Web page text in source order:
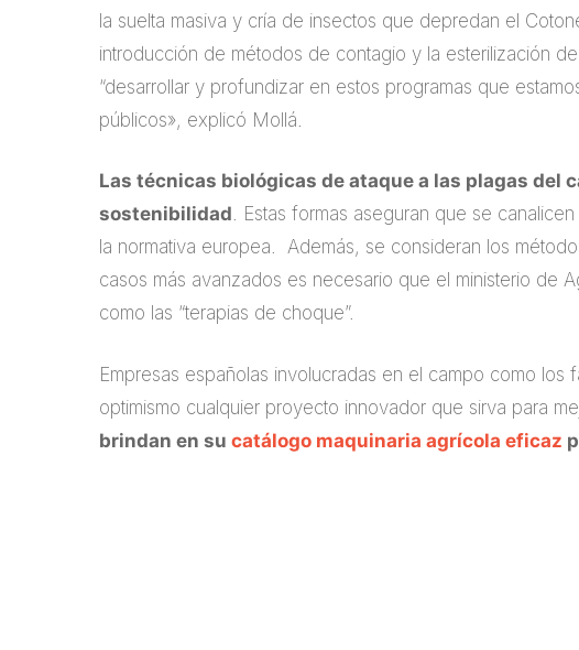
la suelta masiva y cría de insectos que depredan el
introducción de métodos de contagio y la esterilización
“desarrollar y profundizar en estos programas que
públicos», explicó Mollá.
Las técnicas biológicas de ataque a las plagas del
sostenibilidad. Estas formas aseguran que se
la normativa europea. Además, se consideran los
casos más avanzados es necesario que el ministerio de
como las “terapias de choque”.
Empresas españolas involucradas en el campo como los
optimismo cualquier proyecto innovador que sirva para
brindan en su catálogo maquinaria agrícola eficaz